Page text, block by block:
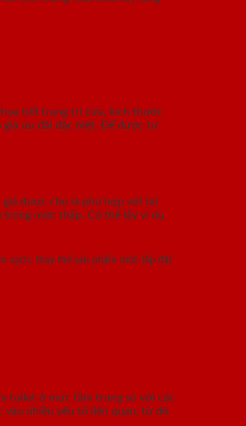
tiết trang trí cửa, kích thước
giá ưu đãi đặc biệt. Để được tư
giá được cho là phù hợp với tài
trong mức thấp. Có thể lấy ví dụ
sạch; thay thế sản phẩm mới; lắp đặt
toilet ở mức tầm trung so với các
vào nhiều yếu tố liên quan, từ đó